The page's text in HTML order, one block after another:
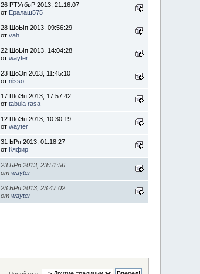
26 РТУгбвР 2013, 21:16:07
от Ералаш575
28 ШоЫп 2013, 09:56:29
отvah
22 ШоЫп 2013, 14:04:28
отwayter
23 ШоЭп 2013, 11:45:10
отnisso
17 ШоЭп 2013, 17:57:42
отtabula rasa
12 ШоЭп 2013, 10:30:19
отwayter
31 ЬРп 2013, 01:18:27
от Кяфир
23 ЬРп 2013, 23:51:56
отwayter
23 ЬРп 2013, 23:47:02
отwayter